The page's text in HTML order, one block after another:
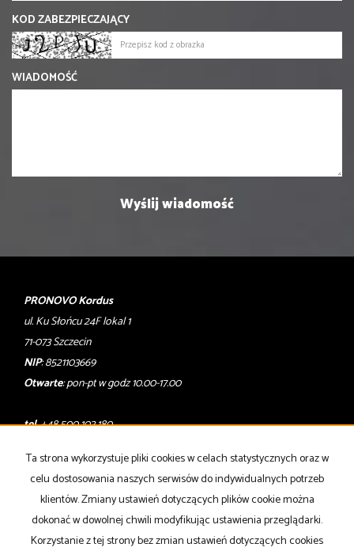
KOD ZABEZPIECZAJĄCY
WIADOMOŚĆ
PRONOVO Kordus
ul. Ku Słońcu 24F lokal 1
71-073 Szczecin
NIP: 8521103669
Otwarte: pon-pt w godz 10.00-17.00
tel. +48 500 103 180
Mieszkaniana wynajem
Domy
Działkina wynajem
Lokalena wynajem
Halena wynajem
Obiektyna wynajem
Ta strona wykorzystuje pliki cookies w celach statystycznych oraz w
celu dostosowania naszych serwisów do indywidualnych potrzeb
klientów. Zmiany ustawień dotyczących plików cookie można
dokonać w dowolnej chwili modyfikując ustawienia przeglądarki.
Korzystanie z tej strony bez zmian ustawień dotyczących cookies